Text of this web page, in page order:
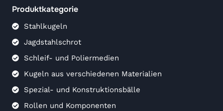
Produktkategorie
Stahlkugeln
Jagdstahlschrot
Schleif- und Poliermedien
Kugeln aus verschiedenen Materialien
Spezial- und Konstruktionsbälle
Rollen und Komponenten